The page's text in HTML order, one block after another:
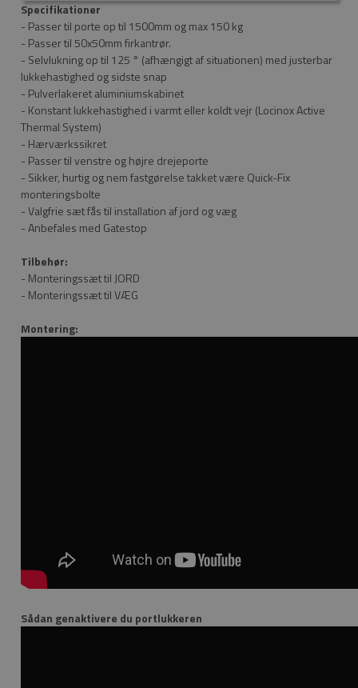
Specifikationer
- Passer til porte op til 1500mm og max 150 kg
- Passer til 50x50mm firkantrør.
- Selvlukning op til 125 ° (afhængigt af situationen) med justerbar
lukkehastighed og sidste snap
- Pulverlakeret aluminiumskabinet
- Konstant lukkehastighed i varmt eller koldt vejr (Locinox Active
Thermal System)
- Hærværkssikret
- Passer til venstre og højre drejeporte
- Sikker, hurtig og nem fastgørelse takket være Quick-Fix
monteringsbolte
- Valgfrie sæt fås til installation af jord og væg
- Anbefales med Gatestop
Tilbehør:
- Monteringssæt til JORD
- Monteringssæt til VÆG
Montering:
Sådan genaktivere du portlukkeren